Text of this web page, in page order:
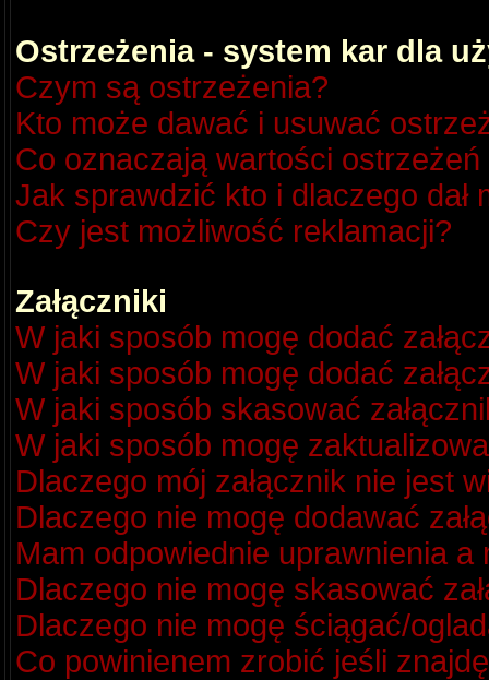
Ostrzeżenia - system kar dla
Czym są ostrzeżenia?
Kto może dawać i usuwać
Co oznaczają wartości
Jak sprawdzić kto i dlaczego dał
Czy jest możliwość reklamacji?
Załączniki
W jaki sposób mogę dodać
W jaki sposób mogę dodać
W jaki sposób skasować
W jaki sposób mogę
Dlaczego mój załącznik nie jest
Dlaczego nie mogę dodawać
Mam odpowiednie uprawnienia a
Dlaczego nie mogę skasować
Dlaczego nie mogę ściągać/
Co powinienem zrobić jeśli